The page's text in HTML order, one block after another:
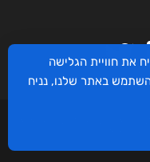
בוקסאי טכנולוגיות בע"מ שד אבא
את חוויית הגלישה
באתר שלנו, נניח